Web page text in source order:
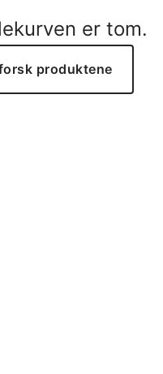
smijern med
oss gjerne!
er tom.
produktene